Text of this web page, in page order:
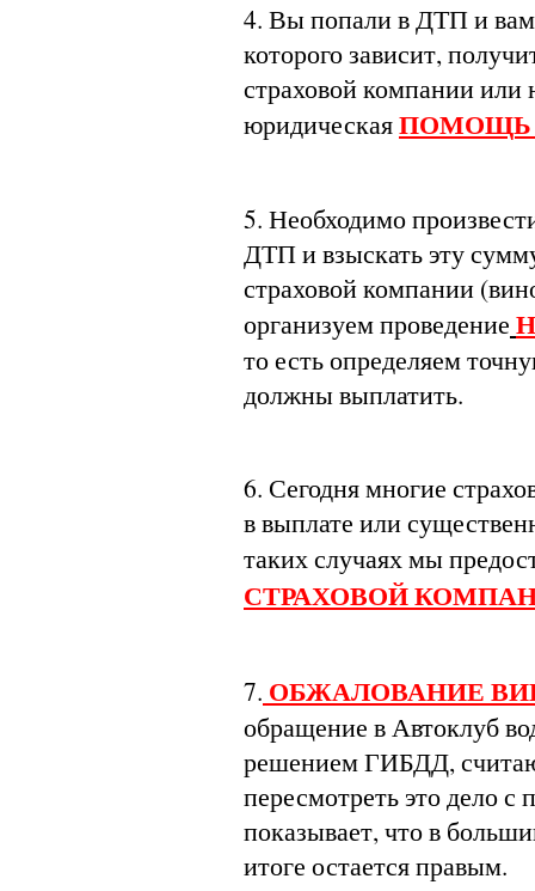
4. Вы попали в ДТП и
которого зависит,
страховой компании или
юридическаяПОМОЩЬ
5. Необходимо
ДТП и взыскать эту
страховой компании
организуем проведение
то есть определяем
должны выплатить.
6. Сегодня многие
в выплате или
таких случаях мы
СТРАХОВОЙ
7. ОБЖАЛОВАНИЕ
обращение в Автоклуб
решением ГИБДД,
пересмотреть это дело
показывает, что в
итоге остается правым.